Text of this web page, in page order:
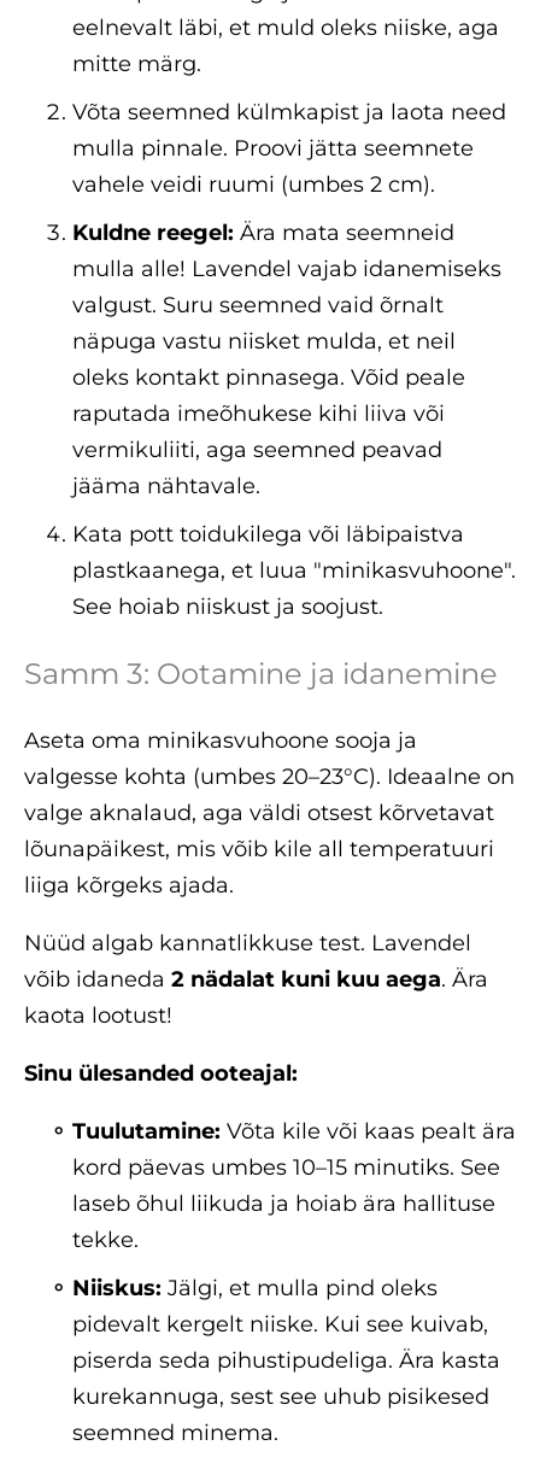
eelnevalt läbi, et muld oleks niiske, aga
mitte märg.
Võta seemned külmkapist ja laota need
mulla pinnale. Proovi jätta seemnete
vahele veidi ruumi (umbes 2 cm).
Kuldne reegel: Ära mata seemneid
mulla alle! Lavendel vajab idanemiseks
valgust. Suru seemned vaid õrnalt
näpuga vastu niisket mulda, et neil
oleks kontakt pinnasega. Võid peale
raputada imeõhukese kihi liiva või
vermikuliiti, aga seemned peavad
jääma nähtavale.
Kata pott toidukilega või läbipaistva
plastkaanega, et luua "minikasvuhoone".
See hoiab niiskust ja soojust.
Samm 3: Ootamine ja idanemine
Aseta oma minikasvuhoone sooja ja
valgesse kohta (umbes 20–23°C). Ideaalne on
valge aknalaud, aga väldi otsest kõrvetavat
lõunapäikest, mis võib kile all temperatuuri
liiga kõrgeks ajada.
Nüüd algab kannatlikkuse test. Lavendel
võib idaneda 2 nädalat kuni kuu aega. Ära
kaota lootust!
Sinu ülesanded ooteajal:
Tuulutamine: Võta kile või kaas pealt ära
kord päevas umbes 10–15 minutiks. See
laseb õhul liikuda ja hoiab ära hallituse
tekke.
Niiskus: Jälgi, et mulla pind oleks
pidevalt kergelt niiske. Kui see kuivab,
piserda seda pihustipudeliga. Ära kasta
kurekannuga, sest see uhub pisikesed
seemned minema.